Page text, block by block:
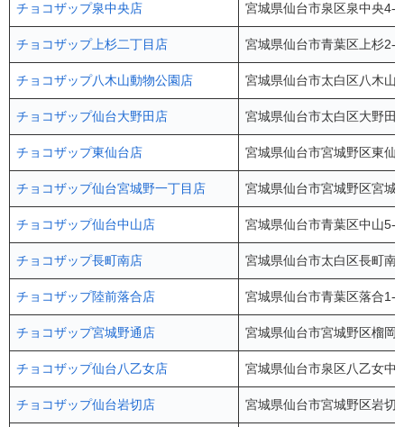
チョコザップ泉中央店 宮城県仙台市泉区泉中央
チョコザップ上杉二丁目店 宮城県仙台市青葉区上杉
チョコザップ八木山動物公園店 宮城県仙台市太白区八木
チョコザップ仙台大野田店 宮城県仙台市太白区大野
チョコザップ東仙台店 宮城県仙台市宮城野区東
チョコザップ仙台宮城野一丁目店 宮城県仙台市宮城野区宮
チョコザップ仙台中山店 宮城県仙台市青葉区中山
チョコザップ長町南店 宮城県仙台市太白区長町
チョコザップ陸前落合店 宮城県仙台市青葉区落合
チョコザップ宮城野通店 宮城県仙台市宮城野区榴
チョコザップ仙台八乙女店 宮城県仙台市泉区八乙女
チョコザップ仙台岩切店 宮城県仙台市宮城野区岩